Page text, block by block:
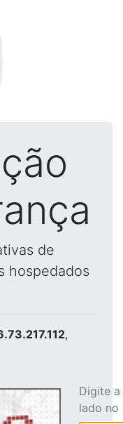
de
hospedados
,
Digite
lado no